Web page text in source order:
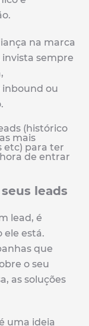
na marca
invista sempre
ou
(histórico
mais
etc) para ter
de entrar
leads
lead, é
ele está.
que
o seu
as soluções
uma ideia